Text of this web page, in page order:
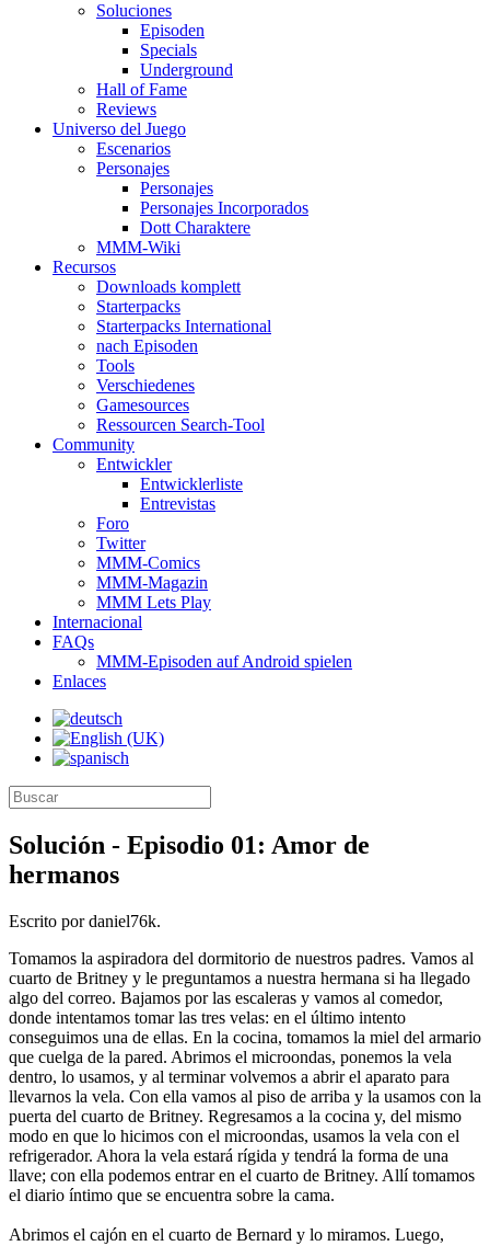
Soluciones
Episoden
Specials
Underground
Hall of Fame
Reviews
Universo del Juego
Escenarios
Personajes
Personajes
Personajes Incorporados
Dott Charaktere
MMM-Wiki
Recursos
Downloads komplett
Starterpacks
Starterpacks International
nach Episoden
Tools
Verschiedenes
Gamesources
Ressourcen Search-Tool
Community
Entwickler
Entwicklerliste
Entrevistas
Foro
Twitter
MMM-Comics
MMM-Magazin
MMM Lets Play
Internacional
FAQs
MMM-Episoden auf Android spielen
Enlaces
Solución - Episodio 01: Amor de
hermanos
Escrito por daniel76k.
Tomamos la aspiradora del dormitorio de nuestros padres. Vamos al
cuarto de Britney y le preguntamos a nuestra hermana si ha llegado
algo del correo. Bajamos por las escaleras y vamos al comedor,
donde intentamos tomar las tres velas: en el último intento
conseguimos una de ellas. En la cocina, tomamos la miel del armario
que cuelga de la pared. Abrimos el microondas, ponemos la vela
dentro, lo usamos, y al terminar volvemos a abrir el aparato para
llevarnos la vela. Con ella vamos al piso de arriba y la usamos con la
puerta del cuarto de Britney. Regresamos a la cocina y, del mismo
modo en que lo hicimos con el microondas, usamos la vela con el
refrigerador. Ahora la vela estará rígida y tendrá la forma de una
llave; con ella podemos entrar en el cuarto de Britney. Allí tomamos
el diario íntimo que se encuentra sobre la cama.
Abrimos el cajón en el cuarto de Bernard y lo miramos. Luego,